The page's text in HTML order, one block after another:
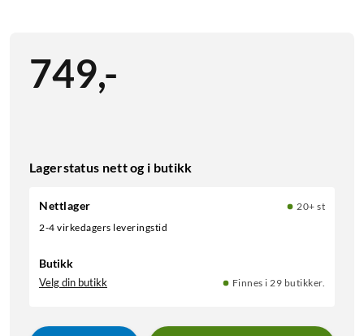
749,-
Lagerstatus nett og i butikk
Nettlager
20+ st
2-4 virkedagers leveringstid
Butikk
Velg din butikk Finnes i 29 butikker.